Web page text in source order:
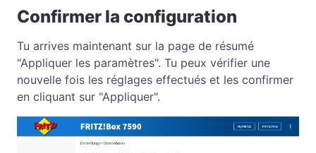
Confirmer la configuration
Tu arrives maintenant sur la page de résumé
"Appliquer les paramètres". Tu peux vérifier une
nouvelle fois les réglages effectués et les confirmer
en cliquant sur "Appliquer".